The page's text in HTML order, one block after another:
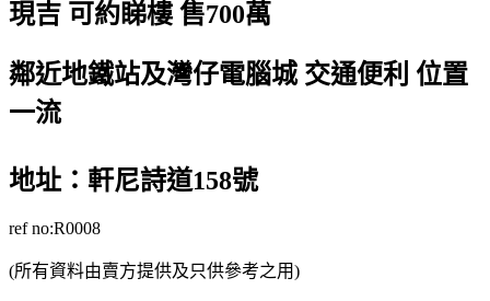
現吉 可約睇樓 售700萬
鄰近地鐵站及灣仔電腦城 交通便利 位置
一流
地址：軒尼詩道158號
ref no:R0008
(所有資料由賣方提供及只供參考之用)